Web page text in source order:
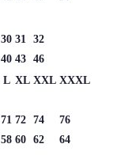
30 31
32
40 43 46
L XL XXL XXXL
71 72 74
76
58 60 62
64